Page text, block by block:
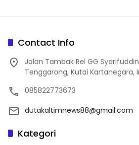
Contact Info
Jalan Tambak Rel GG
Tenggarong, Kutai Kartanegara,
085822773673
dutakaltimnews88@gmail.com
Kategori